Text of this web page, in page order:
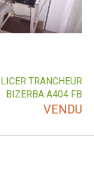
TRANCHEUR
BIZERBA A404 FB
VENDU